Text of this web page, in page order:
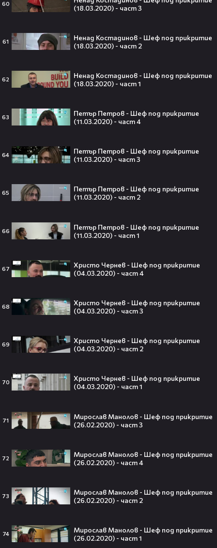
60
(18.03.2020) - част 3
61
Ненад Костадинов - Шеф под прикритие
(18.03.2020) - част 2
62
Ненад Костадинов - Шеф под прикритие
(18.03.2020) - част 1
63
Петър Петров - Шеф под прикритие
(11.03.2020) - част 4
64
Петър Петров - Шеф под прикритие
(11.03.2020) - част 3
65
Петър Петров - Шеф под прикритие
(11.03.2020) - част 2
66
Петър Петров - Шеф под прикритие
(11.03.2020) - част 1
67
Христо Чернев - Шеф под прикритие
(04.03.2020) - част 4
68
Христо Чернев - Шеф под прикритие
(04.03.2020) - част 3
69
Христо Чернев - Шеф под прикритие
(04.03.2020) - част 2
70
Христо Чернев - Шеф под прикритие
(04.03.2020) - част 1
71
Мирослав Манолов - Шеф под прикритие
(26.02.2020) - част 3
72
Мирослав Манолов - Шеф под прикритие
(26.02.2020) - част 4
73
Мирослав Манолов - Шеф под прикритие
(26.02.2020) - част 2
74
Мирослав Манолов - Шеф под прикритие
(26.02.2020) - част 1
diema
събота и неделя по DIEMA FAMILY
diemafamily
трол😯💥
55 милиарда по-късно: EA вече
Barbie 2 има краен срок до 2026,
След тежка контузия: Дейв
Батиста е новият Кратос!😯💥
„Спайдър-мен: Нов ден“ буквално
взриви кината у нас – ето защо
отново е влюбена? Новият мъж
до супермодела разпали лавина от
затвора? Новата дата вече е
факт!💥